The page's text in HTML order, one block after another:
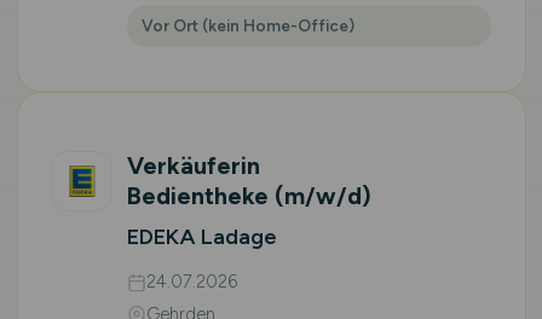
Vor Ort (kein Home-Office)
Verkäuferin
Bedientheke (m/w/d)
EDEKA Ladage
24.07.2026
Gehrden